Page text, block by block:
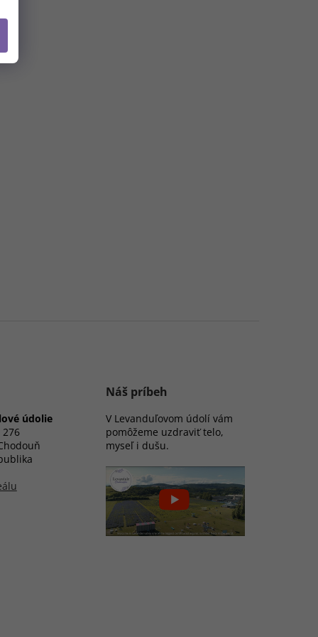
údolie
Náš príbeh
V Levanduľovom údolí vám
pomôžeme uzdraviť telo,
myseľ i dušu.